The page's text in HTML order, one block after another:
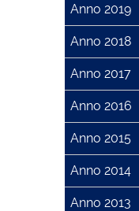
Anno 2019
Anno 2018
Anno 2017
Anno 2016
Anno 2015
Anno 2014
Anno 2013